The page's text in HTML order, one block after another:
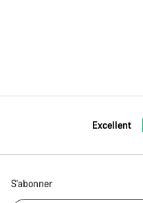
Excellent
S'abonner